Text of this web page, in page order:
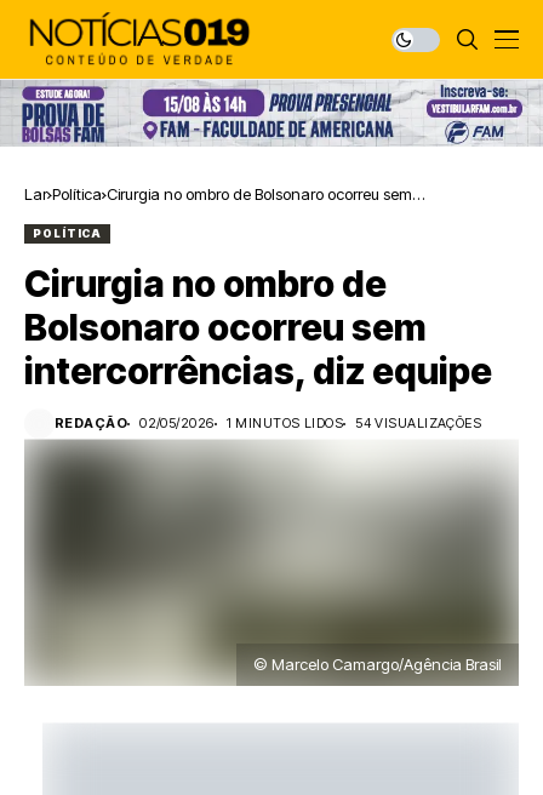
Lar Política Cirurgia no ombro de Bolsonaro ocorreu sem
POLÍTICA
Cirurgia no ombro de
Bolsonaro ocorreu sem
intercorrências, diz equipe
REDAÇÃO 02/05/2026 1 MINUTOS LIDOS 54 VISUALIZAÇÕES
© Marcelo Camargo/Agência Brasil